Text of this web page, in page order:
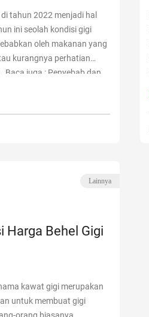
tahun 2022 menjadi hal
ini seolah kondisi gigi
oleh makanan yang
kurangnya perhatian
juga : Penyebab dan
Lainnya
Harga Behel Gigi
kawat gigi merupakan
untuk membuat gigi